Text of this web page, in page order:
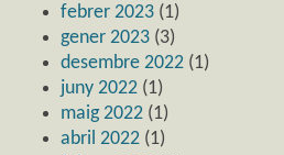
febrer 2023 (1)
gener 2023 (3)
desembre 2022 (1)
juny 2022 (1)
maig 2022 (1)
abril 2022 (1)